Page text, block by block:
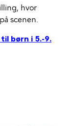
hvor
scenen.
børn i 5.-9.